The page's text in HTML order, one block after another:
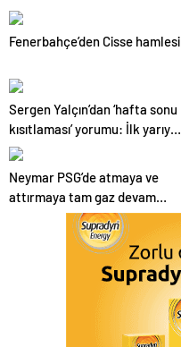
Fenerbahçe’den Cisse hamlesi
Sergen Yalçın’dan ‘hafta sonu
kısıtlaması’ yorumu: İlk yarıyı
oynayıp bırakacağız galiba
Neymar PSG’de atmaya ve
attırmaya tam gaz devam